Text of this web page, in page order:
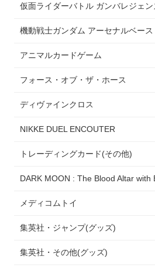
仮面ライダーバトル ガンバレジェン
機動戦士ガンダム アーセナルベース
アニマルカードゲーム
フォース・オブ・ザ・ホース
ディヴァインクロス
NIKKE DUEL ENCOUTER
トレーディングカード(その他)
DARK MOON : The Blood Altar with
メディコムトイ
集英社・ジャンプ(グッズ)
集英社・その他(グッズ)